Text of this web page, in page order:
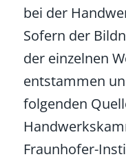
bei der
Sofern der
der einzelnen
entstammen
folgenden
Fraunhofer-